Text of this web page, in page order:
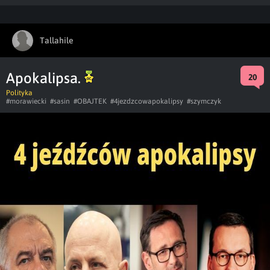
Tallahile
Apokalipsa. 20
Polityka
#morawiecki #sasin #OBAJTEK #4jezdzcowapokalipsy #szymczyk